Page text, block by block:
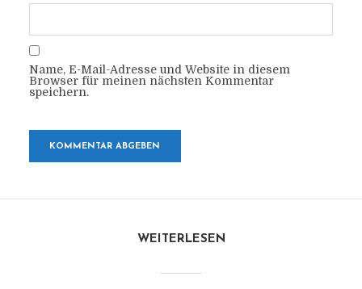
Name, E-Mail-Adresse und Website in diesem
Browser für meinen nächsten Kommentar
speichern.
WEITERLESEN